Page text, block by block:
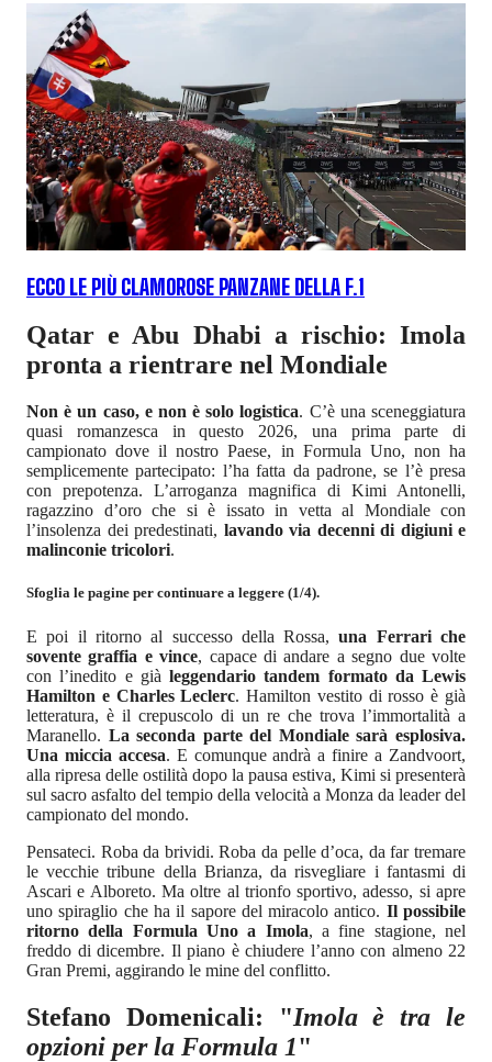
ECCO LE PIÙ CLAMOROSE PANZANE DELLA F.1
Qatar e Abu Dhabi a rischio: Imola
pronta a rientrare nel Mondiale
Non è un caso, e non è solo logistica. C’è una sceneggiatura
quasi romanzesca in questo 2026, una prima parte di
campionato dove il nostro Paese, in Formula Uno, non ha
semplicemente partecipato: l’ha fatta da padrone, se l’è presa
con prepotenza. L’arroganza magnifica di Kimi Antonelli,
ragazzino d’oro che si è issato in vetta al Mondiale con
l’insolenza dei predestinati, lavando via decenni di digiuni e
malinconie tricolori.
Sfoglia le pagine per continuare a leggere (1/4).
E poi il ritorno al successo della Rossa,una Ferrari che
sovente graffia e vince, capace di andare a segno due volte
con l’inedito e già leggendario tandem formato da Lewis
Hamilton e Charles Leclerc. Hamilton vestito di rosso è già
letteratura, è il crepuscolo di un re che trova l’immortalità a
Maranello. La seconda parte del Mondiale sarà esplosiva.
Una miccia accesa. E comunque andrà a finire a Zandvoort,
alla ripresa delle ostilità dopo la pausa estiva, Kimi si presenterà
sul sacro asfalto del tempio della velocità a Monza da leader del
campionato del mondo.
Pensateci. Roba da brividi. Roba da pelle d’oca, da far tremare
le vecchie tribune della Brianza, da risvegliare i fantasmi di
Ascari e Alboreto. Ma oltre al trionfo sportivo, adesso, si apre
uno spiraglio che ha il sapore del miracolo antico. Il possibile
ritorno della Formula Uno a Imola, a fine stagione, nel
freddo di dicembre. Il piano è chiudere l’anno con almeno 22
Gran Premi, aggirando le mine del conflitto.
Stefano Domenicali: "Imola è tra le
opzioni per la Formula 1"